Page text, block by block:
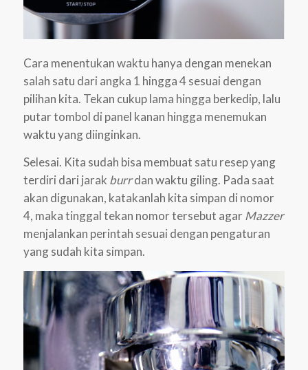
Cara menentukan waktu hanya dengan menekan
salah satu dari angka 1 hingga 4 sesuai dengan
pilihan kita. Tekan cukup lama hingga berkedip, lalu
putar tombol di panel kanan hingga menemukan
waktu yang diinginkan.
Selesai. Kita sudah bisa membuat satu resep yang
terdiri dari jarak burrdan waktu giling. Pada saat
akan digunakan, katakanlah kita simpan di nomor
4, maka tinggal tekan nomor tersebut agarMazzer
menjalankan perintah sesuai dengan pengaturan
yang sudah kita simpan.